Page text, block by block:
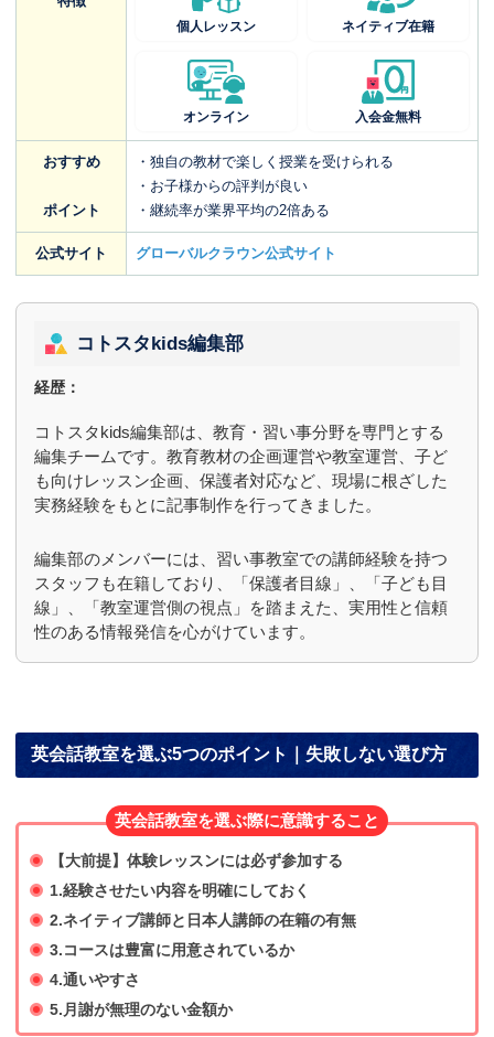
個人レッスン ネイティブ在籍
オンライン 入会金無料
おすすめ
ポイント
・独自の教材で楽しく授業を受けられる
・お子様からの評判が良い
・継続率が業界平均の2倍ある
公式サイト グローバルクラウン公式サイト
コトスタkids編集部
経歴：
コトスタkids編集部は、教育・習い事分野を専門とする
編集チームです。教育教材の企画運営や教室運営、子ど
も向けレッスン企画、保護者対応など、現場に根ざした
実務経験をもとに記事制作を行ってきました。
編集部のメンバーには、習い事教室での講師経験を持つ
スタッフも在籍しており、「保護者目線」、「子ども目
線」、「教室運営側の視点」を踏まえた、実用性と信頼
性のある情報発信を心がけています。
英会話教室を選ぶ5つのポイント｜失敗しない選び方
英会話教室を選ぶ際に意識すること
【大前提】体験レッスンには必ず参加する
1.経験させたい内容を明確にしておく
2.ネイティブ講師と日本人講師の在籍の有無
3.コースは豊富に用意されているか
4.通いやすさ
5.月謝が無理のない金額か